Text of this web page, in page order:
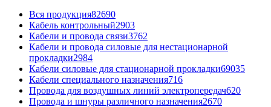
Вся продукция82690
Кабель контрольный2903
Кабели и провода связи3762
Кабели и провода силовые для нестационарной
прокладки2984
Кабели силовые для стационарной прокладки69035
Кабели специального назначения716
Провода для воздушных линий электропередач620
Провода и шнуры различного назначения2670